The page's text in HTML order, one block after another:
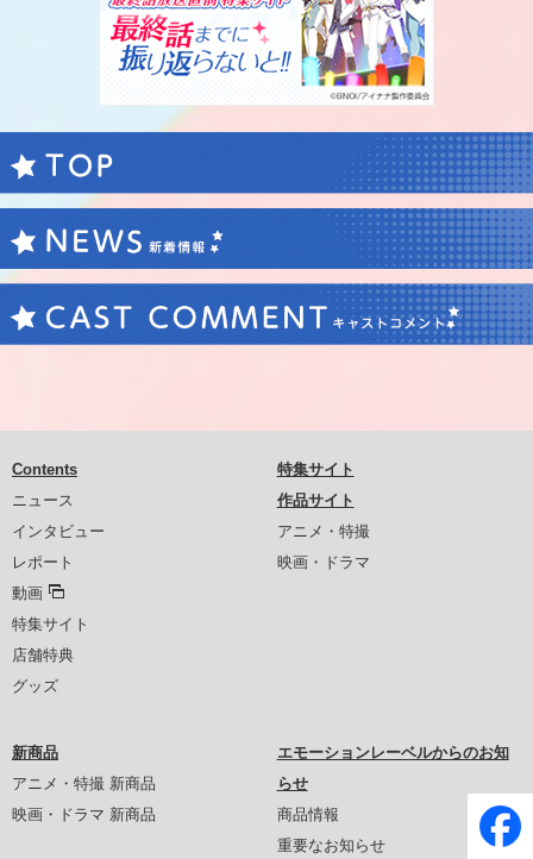
Contents
ニュース
インタビュー
レポート
動画
特集サイト
店舗特典
グッズ
特集サイト
作品サイト
アニメ・特撮
映画・ドラマ
新商品
アニメ・特撮 新商品
映画・ドラマ 新商品
エモーションレーベルからのお知
らせ
商品情報
重要なお知らせ